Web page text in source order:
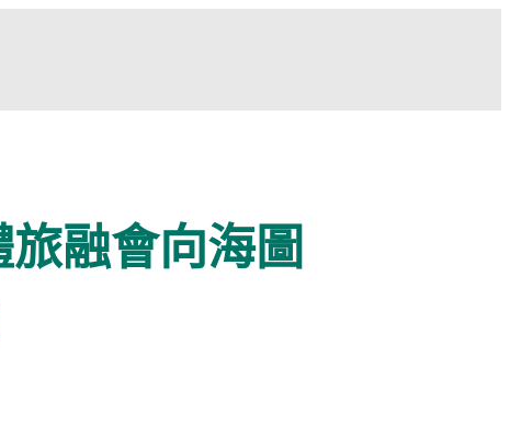
融會向海圖